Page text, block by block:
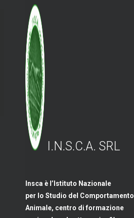
I.N.S.C.A. SRL
Insca è l’Istituto Nazionale
per lo Studio del Comportamento
Animale, centro di formazione